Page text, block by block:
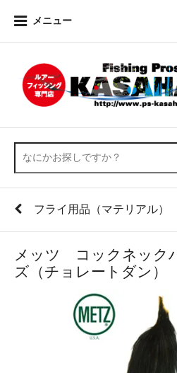
メニュー
フライ用品（マテリアル）
メッツ コックネック
ズ（チョレートダン）